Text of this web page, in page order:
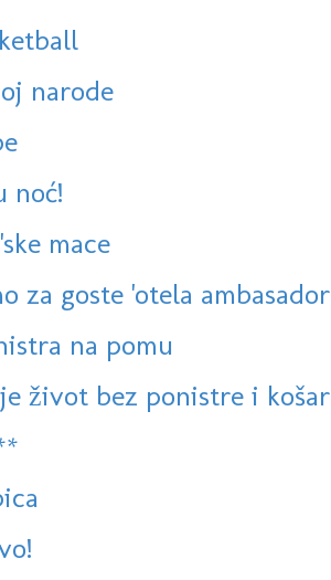
narode
noć!
mace
za goste 'otela ambasador
na pomu
život bez ponistre i